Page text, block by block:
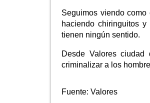
Seguimos viendo
haciendo chiringuitos
tienen ningún sentido.
Desde Valores
criminalizar a los
Fuente: Valores